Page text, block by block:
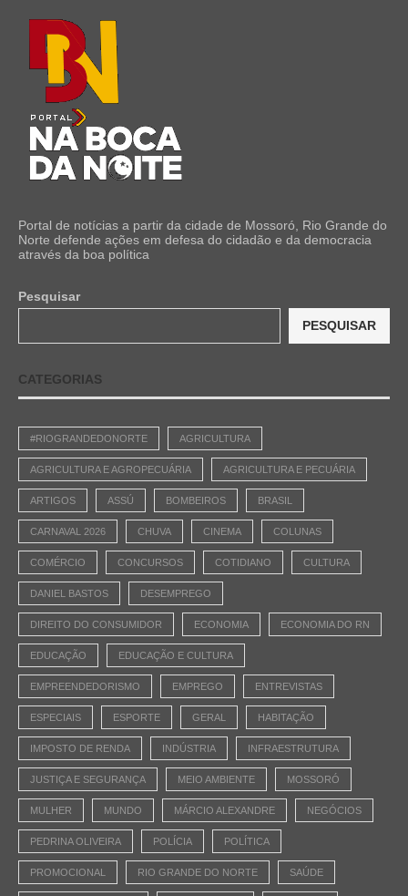
Portal de notícias a partir da cidade de Mossoró, Rio Grande do
Norte defende ações em defesa do cidadão e da democracia
através da boa política
Pesquisar
PESQUISAR
CATEGORIAS
#RIOGRANDEDONORTE AGRICULTURA
AGRICULTURA E AGROPECUÁRIA AGRICULTURA E PECUÁRIA
ARTIGOS ASSÚ BOMBEIROS BRASIL
CARNAVAL 2026 CHUVA CINEMA COLUNAS
COMÉRCIO CONCURSOS COTIDIANO CULTURA
DANIEL BASTOS DESEMPREGO
DIREITO DO CONSUMIDOR ECONOMIA ECONOMIA DO RN
EDUCAÇÃO EDUCAÇÃO E CULTURA
EMPREENDEDORISMO EMPREGO ENTREVISTAS
ESPECIAIS ESPORTE GERAL HABITAÇÃO
IMPOSTO DE RENDA INDÚSTRIA INFRAESTRUTURA
JUSTIÇA E SEGURANÇA MEIO AMBIENTE MOSSORÓ
MULHER MUNDO MÁRCIO ALEXANDRE NEGÓCIOS
PEDRINA OLIVEIRA POLÍCIA POLÍTICA
PROMOCIONAL RIO GRANDE DO NORTE SAÚDE